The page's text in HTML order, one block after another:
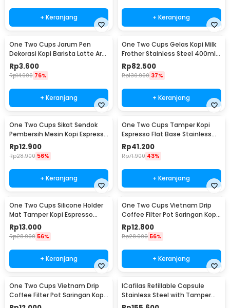
+ Keranjang + Keranjang
One Two Cups Jarum Pen
Dekorasi Kopi Barista Latte Art
Needle 13cm - F3F27
Rp3.600
Rp14.900 76%
+ Keranjang
One Two Cups Gelas Kopi Milk
Frother Stainless Steel 400ml -
WZ0011
Rp82.500
Rp130.900 37%
+ Keranjang
One Two Cups Sikat Sendok
Pembersih Mesin Kopi Espresso
2in1 - 8809
Rp12.900
Rp28.900 56%
+ Keranjang
One Two Cups Tamper Kopi
Espresso Flat Base Stainless
Steel 51mm - SS51
Rp41.200
Rp71.900 43%
+ Keranjang
One Two Cups Silicone Holder
Mat Tamper Kopi Espresso
Barista - 0310
Rp13.000
Rp28.900 56%
+ Keranjang
One Two Cups Vietnam Drip
Coffee Filter Pot Saringan Kopi
124ml 7Q - LC1
Rp12.800
Rp28.900 56%
+ Keranjang
One Two Cups Vietnam Drip
Coffee Filter Pot Saringan Kopi
114ml 6Q - LC1
ICafilas Refillable Capsule
Stainless Steel with Tamper
for Nespresso - F456